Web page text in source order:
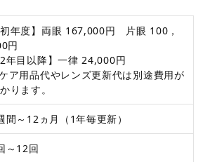
初年度】両眼 167,000円 片眼 100，
円
2年目以降】一律 24,000円
ア用品代やレンズ更新代は別途費用が
ります。
間～12ヵ月（1年毎更新）
～12回